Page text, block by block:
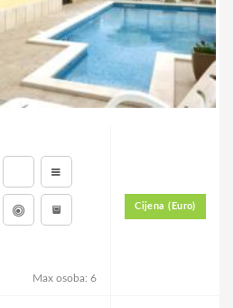
Max osoba: 6
Cijena (Euro)